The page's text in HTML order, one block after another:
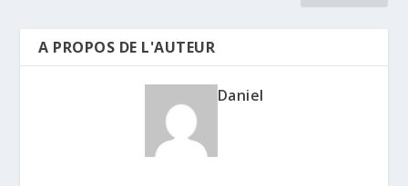
A PROPOS DE L'AUTEUR
Daniel